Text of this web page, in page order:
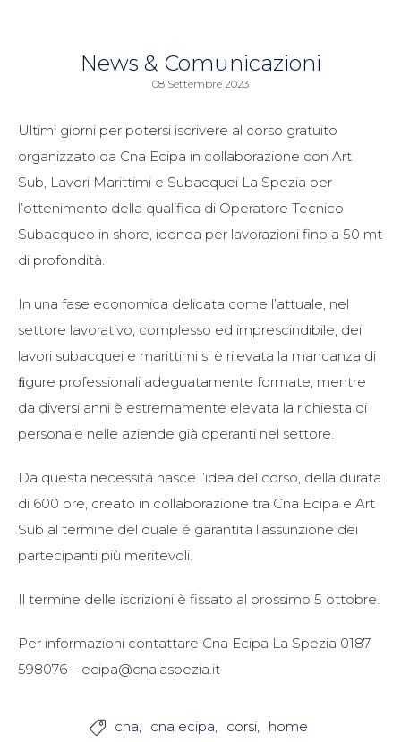
News & Comunicazioni
08 Settembre 2023
Ultimi giorni per potersi iscrivere al corso gratuito
organizzato da Cna Ecipa in collaborazione con Art
Sub, Lavori Marittimi e Subacquei La Spezia per
l’ottenimento della qualifica di Operatore Tecnico
Subacqueo in shore, idonea per lavorazioni fino a 50 mt
di profondità.
In una fase economica delicata come l’attuale, nel
settore lavorativo, complesso ed imprescindibile, dei
lavori subacquei e marittimi si è rilevata la mancanza di
ﬁgure professionali adeguatamente formate, mentre
da diversi anni è estremamente elevata la richiesta di
personale nelle aziende già operanti nel settore.
Da questa necessità nasce l’idea del corso, della durata
di 600 ore, creato in collaborazione tra Cna Ecipa e Art
Sub al termine del quale è garantita l’assunzione dei
partecipanti più meritevoli.
Il termine delle iscrizioni è fissato al prossimo 5 ottobre.
Per informazioni contattare Cna Ecipa La Spezia 0187
598076 – ecipa@cnalaspezia.it
 cna cna ecipa corsi home